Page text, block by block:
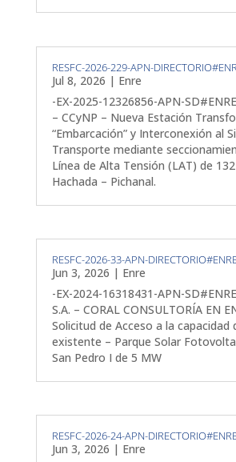
RESFC-2026-229-APN-
Jul 8, 2026 | Enre
-EX-2025-12326856-APN-
– CCyNP – Nueva Estación
“Embarcación” y Interconexión al
Transporte mediante
Línea de Alta Tensión (LAT) de
Hachada – Pichanal.
RESFC-2026-33-APN-
Jun 3, 2026 | Enre
-EX-2024-16318431-APN-
S.A. – CORAL CONSULTORÍA EN
Solicitud de Acceso a la
existente – Parque Solar
San Pedro I de 5 MW
RESFC-2026-24-APN-
Jun 3, 2026 | Enre